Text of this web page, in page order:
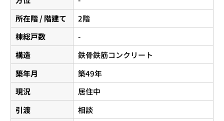
所在階 / 階建て
2階
棟総戸数
-
構造
鉄骨鉄筋コンクリート
築年月
築49年
現況
居住中
引渡
相談